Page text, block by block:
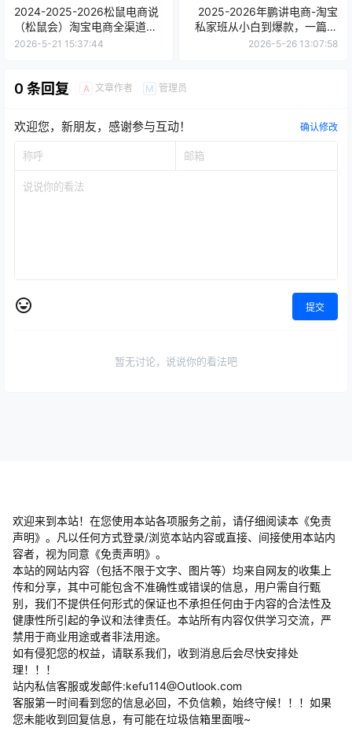
2024-2025-2026松鼠电商说
（松鼠会）淘宝电商全渠道运
营与推广实战攻略第15、16期
2026-5-21 15:37:44
2025-2026年鹏讲电商-淘宝
私家班从小白到爆款，一篇说
透！
2026-5-26 13:07:58
0 条回复 A 文章作者 M 管理员
欢迎您，新朋友，感谢参与互动！ 确认修改
提交
暂无讨论，说说你的看法吧
欢迎来到本站！在您使用本站各项服务之前，请仔细阅读本《免责
声明》。凡以任何方式登录/浏览本站内容或直接、间接使用本站内
容者，视为同意《免责声明》。
本站的网站内容（包括不限于文字、图片等）均来自网友的收集上
传和分享，其中可能包含不准确性或错误的信息，用户需自行甄
别，我们不提供任何形式的保证也不承担任何由于内容的合法性及
健康性所引起的争议和法律责任。本站所有内容仅供学习交流，严
禁用于商业用途或者非法用途。
​如有侵犯您的权益，请联系我们，收到消息后会尽快安排处
理！！！
站内私信客服或发邮件:kefu114@Outlook.com
客服第一时间看到您的信息必回，不负信赖，始终守候！！！如果
您未能收到回复信息，有可能在垃圾信箱里面哦~